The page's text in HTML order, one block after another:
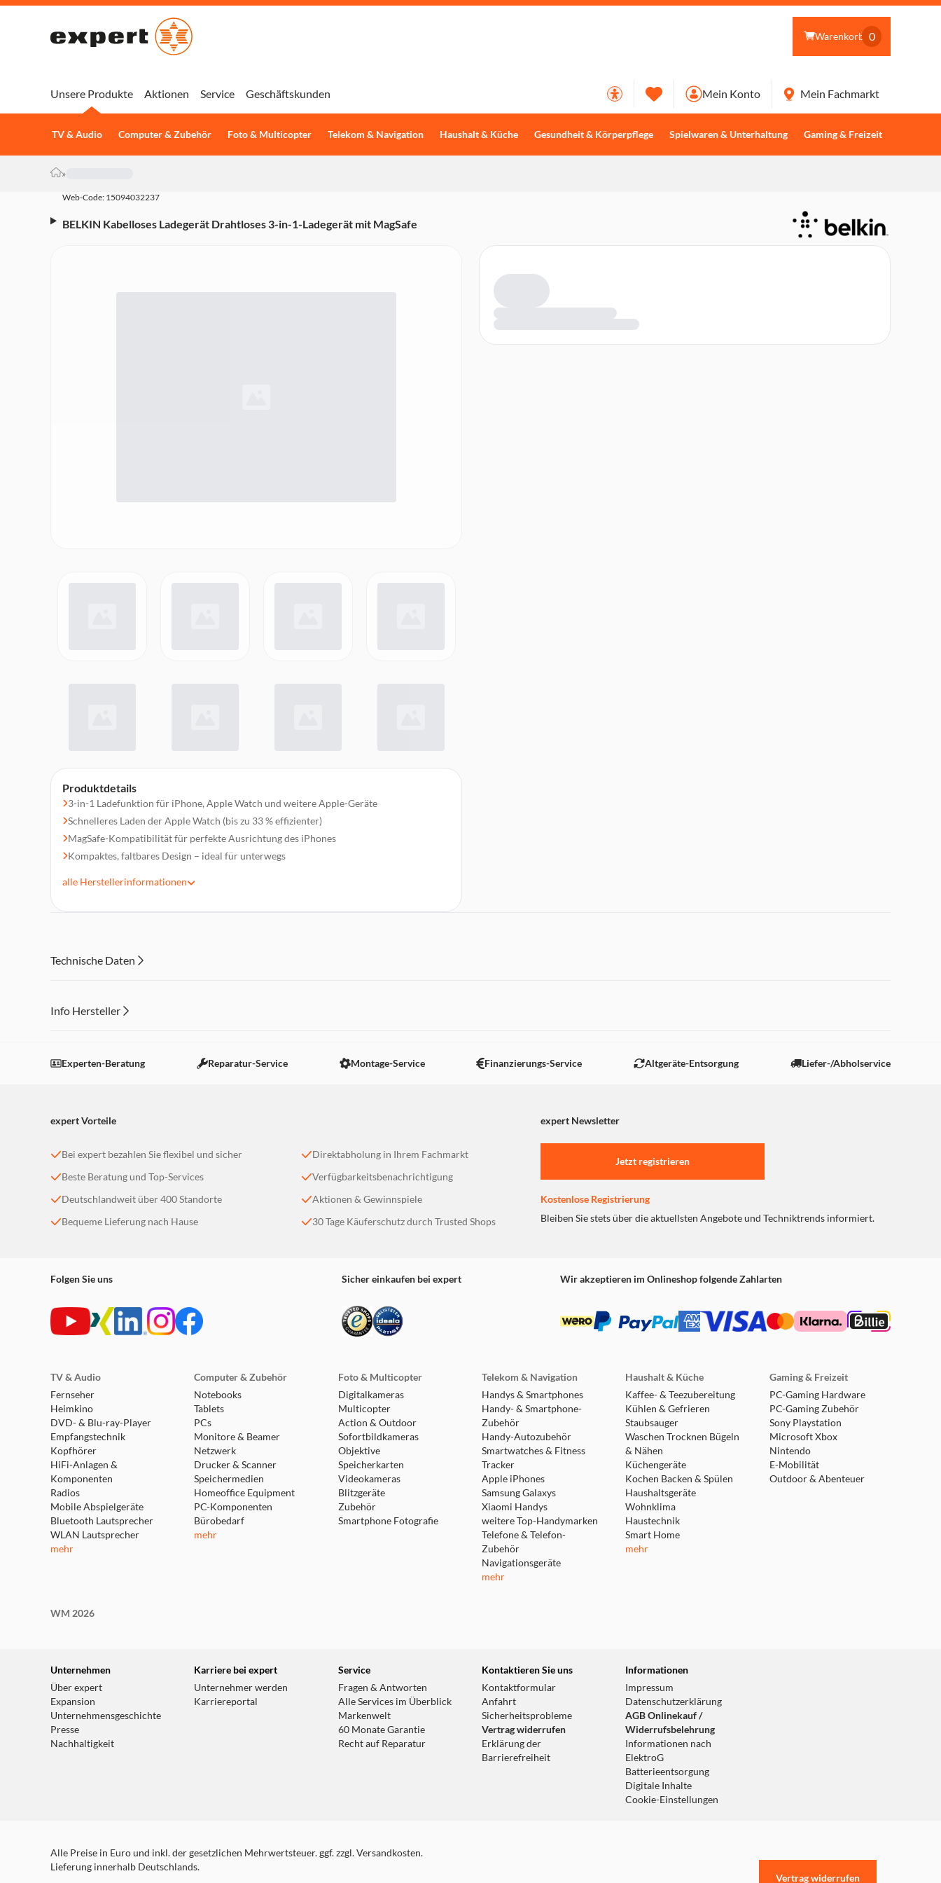
Warenkorb 0
Unsere Produkte
TV & Audio Computer & Zubehör Foto & Multicopter Telekom & Navigation Haushalt & Küche Gesundheit & Körperpflege Spielwaren & Unterhaltung Gaming & Freizeit
Aktionen Service Geschäftskunden Mein Konto Mein Fachmarkt
»
Web-Code: 15094032237
BELKIN Kabelloses Ladegerät Drahtloses 3-in-1-Ladegerät mit MagSafe
Produktdetails
3-in-1 Ladefunktion für iPhone, Apple Watch und weitere Apple-Geräte
Schnelleres Laden der Apple Watch (bis zu 33 % effizienter)
MagSafe-Kompatibilität für perfekte Ausrichtung des iPhones
Kompaktes, faltbares Design – ideal für unterwegs
alle Herstellerinformationen
Technische Daten
Info Hersteller
Einstellungen anpassen
Experten-Beratung Reparatur-Service Montage-Service Finanzierungs-Service Altgeräte-Entsorgung Liefer-/Abholservice
expert Vorteile expert Newsletter
Bei expert bezahlen Sie flexibel und sicher
Beste Beratung und Top-Services
Deutschlandweit über 400 Standorte
Bequeme Lieferung nach Hause
Direktabholung in Ihrem Fachmarkt
Verfügbarkeitsbenachrichtigung
Aktionen & Gewinnspiele
30 Tage Käuferschutz durch Trusted Shops
Jetzt registrieren
Kostenlose Registrierung
Bleiben Sie stets über die aktuellsten Angebote und Techniktrends informiert.
Folgen Sie uns Sicher einkaufen bei expert Wir akzeptieren im Onlineshop folgende Zahlarten
TV & Audio
Fernseher
Heimkino
DVD- & Blu-ray-Player
Empfangstechnik
Kopfhörer
HiFi-Anlagen &
Komponenten
Radios
Mobile Abspielgeräte
Bluetooth Lautsprecher
WLAN Lautsprecher
mehr
Computer & Zubehör
Notebooks
Tablets
PCs
Monitore & Beamer
Netzwerk
Drucker & Scanner
Speichermedien
Homeoffice Equipment
PC-Komponenten
Bürobedarf
mehr
Foto & Multicopter
Digitalkameras
Multicopter
Action & Outdoor
Sofortbildkameras
Objektive
Speicherkarten
Videokameras
Blitzgeräte
Zubehör
Smartphone Fotografie
Telekom & Navigation
Handys & Smartphones
Handy- & Smartphone-
Zubehör
Handy-Autozubehör
Smartwatches & Fitness
Tracker
Apple iPhones
Samsung Galaxys
Xiaomi Handys
weitere Top-Handymarken
Telefone & Telefon-
Zubehör
Navigationsgeräte
mehr
Haushalt & Küche
Kaffee- & Teezubereitung
Kühlen & Gefrieren
Staubsauger
Waschen Trocknen Bügeln
& Nähen
Küchengeräte
Kochen Backen & Spülen
Haushaltsgeräte
Wohnklima
Haustechnik
Smart Home
mehr
Gaming & Freizeit
PC-Gaming Hardware
PC-Gaming Zubehör
Sony Playstation
Microsoft Xbox
Nintendo
E-Mobilität
Outdoor & Abenteuer
WM 2026
Unternehmen
Über expert
Expansion
Unternehmensgeschichte
Presse
Nachhaltigkeit
Karriere bei expert
Unternehmer werden
Karriereportal
Service
Fragen & Antworten
Alle Services im Überblick
Markenwelt
60 Monate Garantie
Recht auf Reparatur
Kontaktieren Sie uns
Kontaktformular
Anfahrt
Sicherheitsprobleme
Vertrag widerrufen
Erklärung der
Barrierefreiheit
Informationen
Impressum
Datenschutzerklärung
AGB Onlinekauf /
Widerrufsbelehrung
Informationen nach
ElektroG
Batterieentsorgung
Digitale Inhalte
Cookie-Einstellungen
Alle Preise in Euro und inkl. der gesetzlichen Mehrwertsteuer. ggf. zzgl. Versandkosten.
Lieferung innerhalb Deutschlands.
Vertrag widerrufen